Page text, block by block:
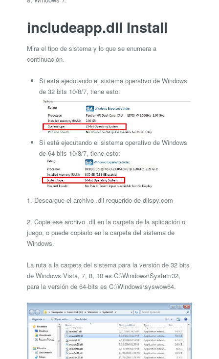
includeapp.dll Install
Mira el tipo de sistema y lo que se enumera a
continuación.
Si está ejecutando el sistema operativo de Windows
de 32 bits 10/8/7, tiene esto:
Si está ejecutando el sistema operativo de Windows
de 64 bits 10/8/7, tiene esto:
1. Descargue el archivo .dll requerido de dllspy.com
2. Copie ese archivo .dll en la carpeta de la aplicación o
juego, o puede copiarlo en la carpeta del sistema de
Windows.
La ruta a la carpeta del sistema para la versión de 32 bits
de Windows Vista, 7, 8, 10 es C:\Windows\System32,
para la versión de 64-bits es C:\Windows\syswow64.